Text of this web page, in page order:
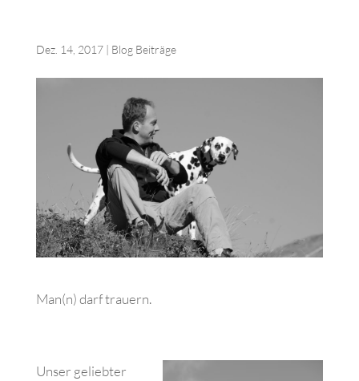
Dez. 14, 2017| Blog Beiträge
Man(n) darf trauern.
Unser geliebter